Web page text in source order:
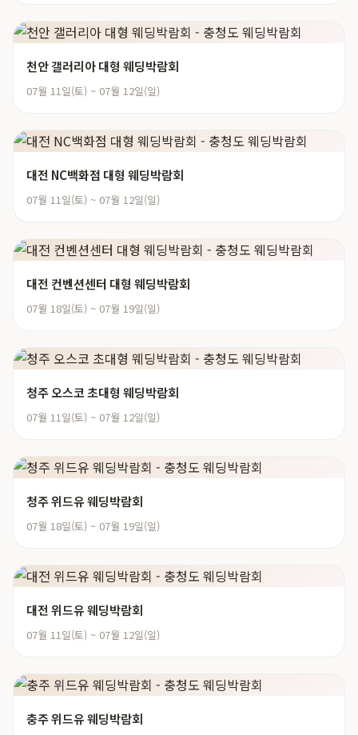
천안 갤러리아 대형 웨딩박람회
07월 11일(토) ~ 07월 12일(일)
대전 NC백화점 대형 웨딩박람회
07월 11일(토) ~ 07월 12일(일)
대전 컨벤션센터 대형 웨딩박람회
07월 18일(토) ~ 07월 19일(일)
청주 오스코 초대형 웨딩박람회
07월 11일(토) ~ 07월 12일(일)
청주 위드유 웨딩박람회
07월 18일(토) ~ 07월 19일(일)
대전 위드유 웨딩박람회
07월 11일(토) ~ 07월 12일(일)
충주 위드유 웨딩박람회